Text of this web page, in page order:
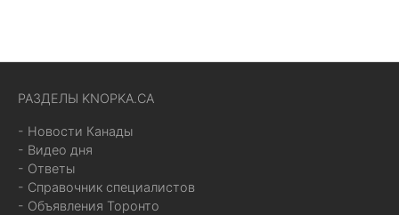
РАЗДЕЛЫ KNOPKA.CA
- Новости Канады
- Видео дня
- Ответы
- Справочник специалистов
- Объявления Торонто